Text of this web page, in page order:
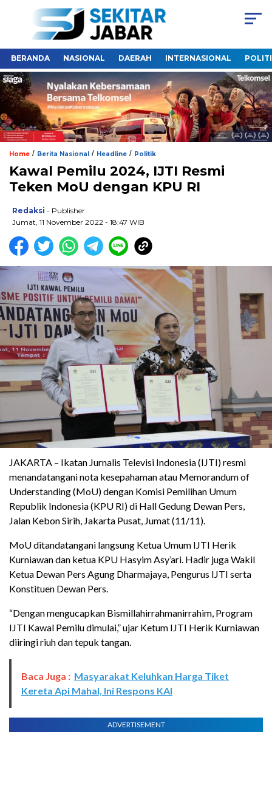
BERANDA NASIONAL DAERAH INTERNASIONAL
Home / Berita Nasional / Headline / Politik
Kawal Pemilu 2024, IJTI Resmi
Teken MoU dengan KPU RI
Redaksi - Publisher
Jumat, 11 November 2022 - 18:47 WIB
JAKARTA – Ikatan Jurnalis Televisi Indonesia (IJTI) resmi
menandatangani nota kesepahaman atau Memorandum of
Understanding (MoU) dengan Komisi Pemilihan Umum
Republik Indonesia (KPU RI) di Hall Gedung Dewan Pers,
Jalan Kebon Sirih, Jakarta Pusat, Jumat (11/11).
MoU ditandatangani langsung Ketua Umum IJTI Herik
Kurniawan dan ketua KPU Hasyim Asy’ari. Hadir juga Wakil
Ketua Dewan Pers Agung Dharmajaya, Pengurus IJTI serta
Konstituen Dewan Pers.
“Dengan mengucapkan Bismillahirrahmanirrahim, Program
IJTI Kawal Pemilu dimulai,” ujar Ketum IJTI Herik Kurniawan
diiringi riuh dan tepuk tangan.
Baca Juga : Masyarakat Keluhkan Harga Tiket
Kereta Api Mahal, Ini Respons KAI
ADVERTISEMENT